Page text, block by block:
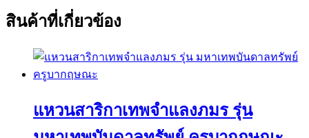
สินค้าที่เกี่ยวข้อง
แหวนสาริกาเทพจำแลงภมร รุ่น